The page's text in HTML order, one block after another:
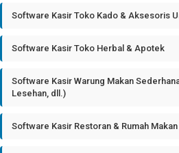
Software Kasir Toko Kado & Aksesoris
Software Kasir Toko Herbal & Apotek
Software Kasir Warung Makan
Lesehan, dll.)
Software Kasir Restoran & Rumah Makan